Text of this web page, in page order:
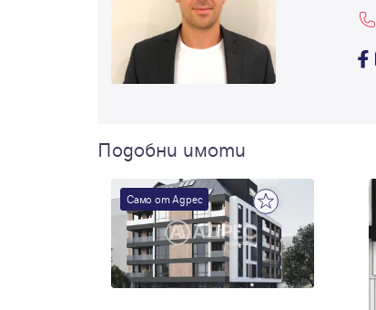
Подобни имоти
Само от Адрес